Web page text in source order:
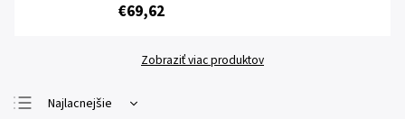
€69,62
Zobraziť viac produktov
Najlacnejšie